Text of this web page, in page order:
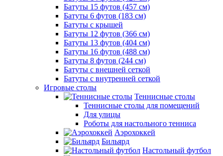
Батуты 15 футов (457 см)
Батуты 6 футов (183 см)
Батуты с крышей
Батуты 12 футов (366 см)
Батуты 13 футов (404 см)
Батуты 16 футов (488 см)
Батуты 8 футов (244 см)
Батуты с внешней сеткой
Батуты с внутренней сеткой
Игровые столы
Теннисные столы
Теннисные столы для помещений
Для улицы
Роботы для настольного тенниса
Аэрохоккей
Бильярд
Настольный футбол